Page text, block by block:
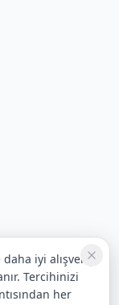
iyi alışveriş
Tercihinizi
her